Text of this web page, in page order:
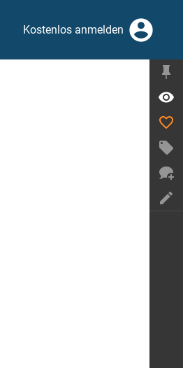
Kostenlos anmelden